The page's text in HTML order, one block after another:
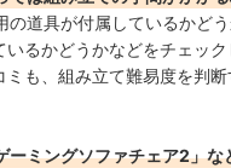
の道具が付属しているかど
るかどうかなどをチェック
ミも、組み立て難易度を判
ーミングソファチェア2」な